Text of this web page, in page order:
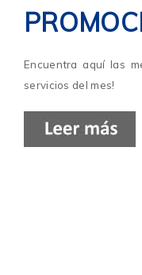
Encuentra aquí las
servicios del mes!